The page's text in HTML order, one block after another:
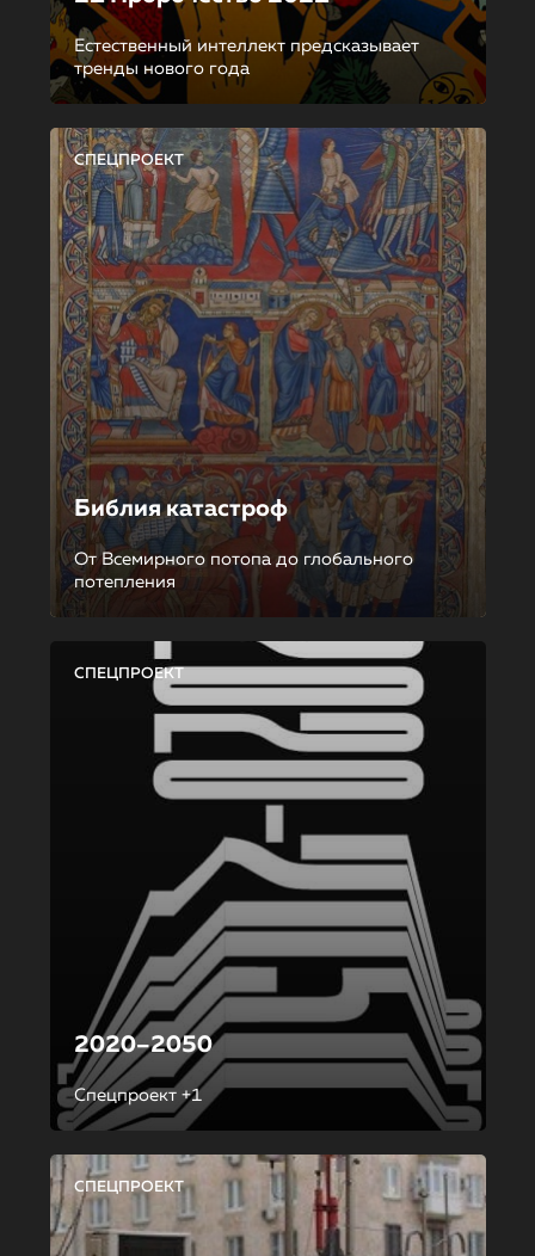
Естественный интеллект предсказывает
тренды нового года
СПЕЦПРОЕКТ
Библия катастроф
От Всемирного потопа до глобального
потепления
СПЕЦПРОЕКТ
2020–2050
Спецпроект +1
СПЕЦПРОЕКТ